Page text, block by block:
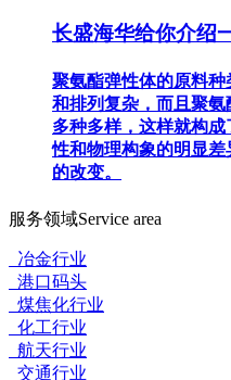
长盛海华给你介绍
聚氨酯弹性体的原料
和排列复杂，而且聚
多种多样，这样就构
性和物理构象的明显
的改变。
服务领域Service area
冶金行业
港口码头
煤焦化行业
化工行业
航天行业
交通行业